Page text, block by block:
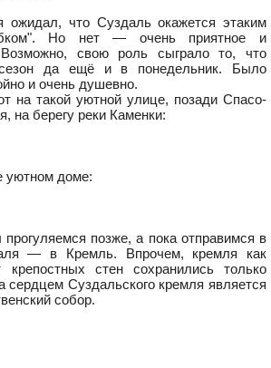
ожидал, что Суздаль окажется этаким
Но нет — очень приятное и
Возможно, свою роль сыграло то, что
да ещё и в понедельник. Было
и очень душевно.
на такой уютной улице, позади Спасо-
на берегу реки Каменки:
уютном доме:
позже, а пока отправимся в
— в Кремль. Впрочем, кремля как
стен сохранились только
Суздальского кремля является
собор.